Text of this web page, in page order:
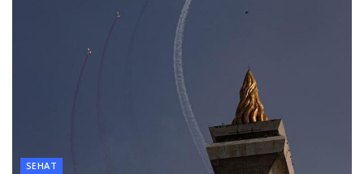
SEHAT